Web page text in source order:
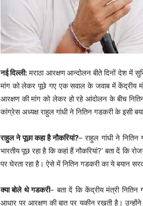
नई दिल्ली:मराठा आरक्षण आन्दोलन बीते दिनों देश में
मांग को लेकर पूछे गए एक सवाल के जवाब में केंद्रीय
आरक्षण की मांग को लेकर हो रहे आंदोलन के बीच
कांग्रेस अध्यक्ष राहुल गांधी ने नितिन गडकरी के इसी
राहुल ने पूछा कहा है नौकरियां?– राहुल गांधी ने
भारतीय पूछ रहा है कि कहां हैं नौकरियां?’ बता दें कि
पर घेरता रहा है। ऐसे में नितिन गडकरी का ये बयान
क्या बोले थे गडकरी– बता दें कि केंद्रीय मंत्री
आधार पर आरक्षण की बात पर यकीन रखती है। उन्होंने